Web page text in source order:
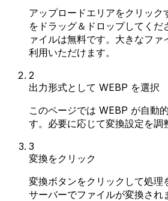
アップロードエリアをクリック
をドラッグ＆ドロップしてく
ァイルは無料です。大きなフ
利用いただけます。
2
出力形式として WEBP を選択
このページでは WEBP が自動
す。必要に応じて変換設定を調
3
変換をクリック
変換ボタンをクリックして処理
サーバーでファイルが変換され